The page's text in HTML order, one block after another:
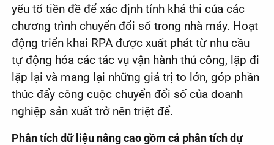
yếu tố tiền đề để xác định tính khả thi của các
chương trình chuyển đổi số trong nhà máy. Hoạt
động triển khai RPA được xuất phát từ nhu cầu
tự động hóa các tác vụ vận hành thủ công, lặp đi
lặp lại và mang lại những giá trị to lớn, góp phần
thúc đẩy công cuộc chuyển đổi số của doanh
nghiệp sản xuất trở nên triệt để.
Phân tích dữ liệu nâng cao gồm cả phân tích dự